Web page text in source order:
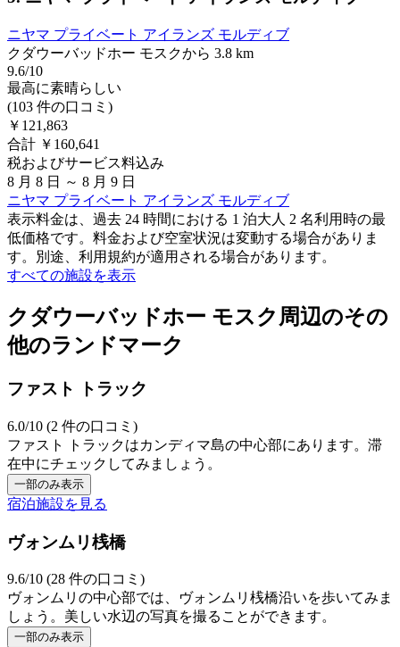
ニヤマ プライベート アイランズ モルディブ
クダウーバッドホー モスクから 3.8 km
9.6/10
最高に素晴らしい
(103 件の口コミ)
￥121,863
合計 ￥160,641
税およびサービス料込み
8 月 8 日 ～ 8 月 9 日
ニヤマ プライベート アイランズ モルディブ
表示料金は、過去 24 時間における 1 泊大人 2 名利用時の最
低価格です。料金および空室状況は変動する場合がありま
す。別途、利用規約が適用される場合があります。
すべての施設を表示
クダウーバッドホー モスク周辺のその
他のランドマーク
ファスト トラック
6.0/10 (2 件の口コミ)
ファスト トラックはカンディマ島の中心部にあります。滞
在中にチェックしてみましょう。
一部のみ表示
宿泊施設を見る
ヴォンムリ桟橋
9.6/10 (28 件の口コミ)
ヴォンムリの中心部では、ヴォンムリ桟橋沿いを歩いてみま
しょう。美しい水辺の写真を撮ることができます。
一部のみ表示